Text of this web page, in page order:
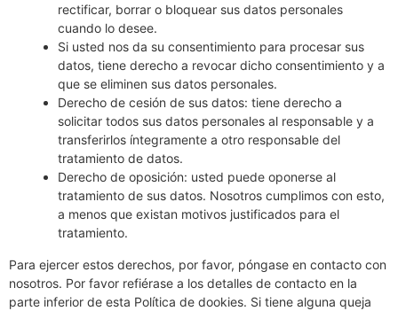
rectificar, borrar o bloquear sus datos personales
cuando lo desee.
Si usted nos da su consentimiento para procesar sus
datos, tiene derecho a revocar dicho consentimiento y a
que se eliminen sus datos personales.
Derecho de cesión de sus datos: tiene derecho a
solicitar todos sus datos personales al responsable y a
transferirlos íntegramente a otro responsable del
tratamiento de datos.
Derecho de oposición: usted puede oponerse al
tratamiento de sus datos. Nosotros cumplimos con esto,
a menos que existan motivos justificados para el
tratamiento.
Para ejercer estos derechos, por favor, póngase en contacto con
nosotros. Por favor refiérase a los detalles de contacto en la
parte inferior de esta Política de dookies. Si tiene alguna queja